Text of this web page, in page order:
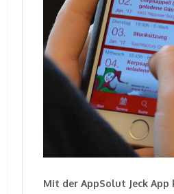
Mit der AppSolut Jeck